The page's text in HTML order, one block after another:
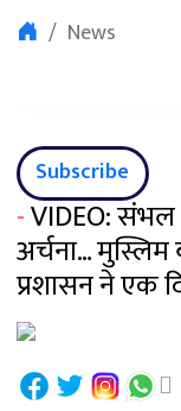
News
Subscribe
-VIDEO:
अर्चना…
प्रशासन ने एक